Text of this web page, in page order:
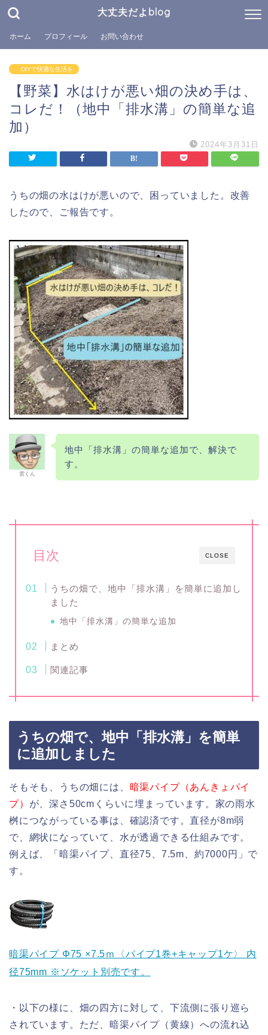
大丈夫だよblog
ホーム プロフィール お問い合わせ
DIYで快適な生活を
【野菜】水はけが悪い畑の決め手は、
コレだ！（地中「排水溝」の簡単な追
加）
2024年3月31日
うちの畑の水はけが悪いので、困っていました。改善
したので、ご報告です。
雲くん
地中「排水溝」の簡単な追加で、解決で
す。
CLOSE
目次
うちの畑で、地中「排水溝」を簡単に追加し
ました
地中「排水溝」の簡単な追加
まとめ
関連記事
うちの畑で、地中「排水溝」を簡単
に追加しました
そもそも、うちの畑には、 暗渠パイプ（あんきょパイ
プ） が、深さ50cmくらいに埋まっています。家の雨水
桝につながっている事は、確認済です。直径が8m弱
で、網状になっていて、水が透過できる仕組みです。
例えば、「暗渠パイプ、直径75、7.5m、約7000円」で
す。
暗渠パイプ Φ75 ×7.5ｍ〈パイプ1巻+キャップ1ケ〉 内
径75mm ※ソケット別売です。
・以下の様に、畑の四方に対して、下流側に張り巡ら
されています。ただ、暗渠パイプ（黄線）への流れ込